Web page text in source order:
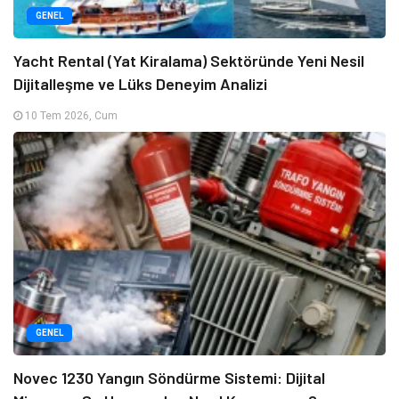
GENEL
Yacht Rental (Yat Kiralama) Sektöründe Yeni Nesil
Dijitalleşme ve Lüks Deneyim Analizi
10 Tem 2026, Cum
GENEL
Novec 1230 Yangın Söndürme Sistemi: Dijital